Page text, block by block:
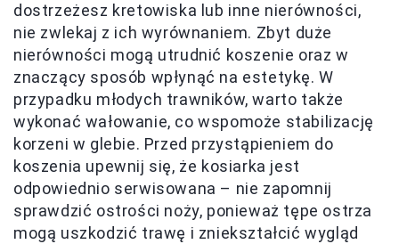
dostrzeżesz kretowiska lub inne nierówności,
nie zwlekaj z ich wyrównaniem. Zbyt duże
nierówności mogą utrudnić koszenie oraz w
znaczący sposób wpłynąć na estetykę. W
przypadku młodych trawników, warto także
wykonać wałowanie, co wspomoże stabilizację
korzeni w glebie. Przed przystąpieniem do
koszenia upewnij się, że kosiarka jest
odpowiednio serwisowana – nie zapomnij
sprawdzić ostrości noży, ponieważ tępe ostrza
mogą uszkodzić trawę i zniekształcić wygląd